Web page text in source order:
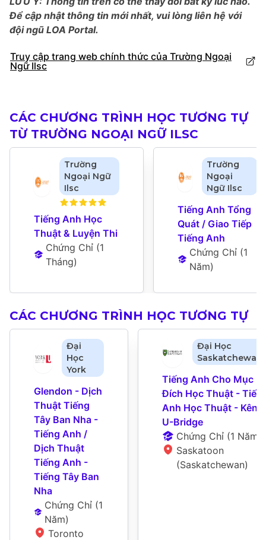
Để cập nhật thông tin mới nhất, vui lòng liên hệ với
đội ngũ LOA Portal.
Truy cập trang web chính thức của Trường Ngoại
Ngữ Ilsc
CÁC CHƯƠNG TRÌNH HỌC TƯƠNG TỰ
TỪ TRƯỜNG NGOẠI NGỮ ILSC
Trường
Ngoại Ngữ
Ilsc
Tiếng Anh Học
Thuật & Luyện Thi
Chứng Chỉ (1
Tháng)
Trường
Ngoại
Ngữ Ilsc
Tiếng Anh Tổng
Quát / Giao Tiếp
Tiếng Anh
Chứng Chỉ (1
Năm)
CÁC CHƯƠNG TRÌNH HỌC TƯƠNG TỰ
Đại
Học
York
Glendon - Dịch
Thuật Tiếng
Tây Ban Nha -
Tiếng Anh /
Dịch Thuật
Tiếng Anh -
Tiếng Tây Ban
Nha
Chứng Chỉ (1
Năm)
Toronto
Đại Học
Saskatchewan
Tiếng Anh Cho Mục
Đích Học Thuật -
Anh Học Thuật - Kênh
U-Bridge
Chứng Chỉ (1 Năm
Saskatoon
(Saskatchewan)